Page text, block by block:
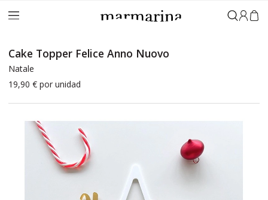
Accedi
Cake Topper Felice Anno Nuovo
Natale
19,90 € por unidad